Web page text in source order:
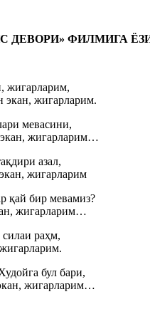
ДЕВОРИ» ФИЛМИГА
жигарларим,
экан, жигарларим.
мевасини,
жигарларим…
азал,
жигарларим
қай бир мевамиз?
жигарларим…
раҳм,
бул бари,
жигарларим…